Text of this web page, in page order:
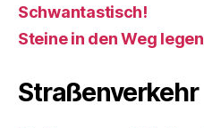
Schwantastisch!
Steine in den Weg legen
Straßenverkehr